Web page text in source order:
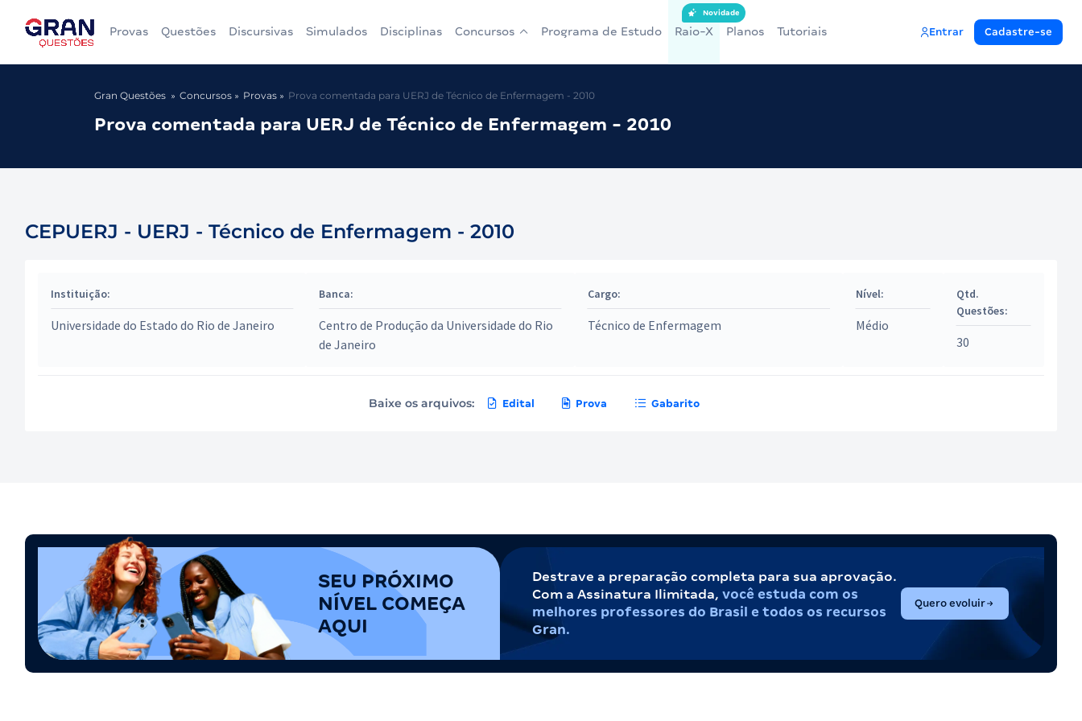
Provas Questões Discursivas Simulados Disciplinas Concursos Programa de Estudo Raio-X
Novidade
Planos Tutoriais Entrar Cadastre-se
Gran Questões Concursos Provas Prova comentada para UERJ de Técnico de Enfermagem - 2010
Prova comentada para UERJ de Técnico de Enfermagem - 2010
CEPUERJ - UERJ - Técnico de Enfermagem - 2010
Instituição:
Universidade do Estado do Rio de Janeiro
Banca:
Centro de Produção da Universidade do Rio
de Janeiro
Cargo:
Técnico de Enfermagem
Nível:
Médio
Qtd.
Questões:
30
Baixe os arquivos: Edital Prova Gabarito
SEU PRÓXIMO
NÍVEL COMEÇA
AQUI
Destrave a preparação completa para sua aprovação.
Com a Assinatura Ilimitada, você estuda com os
melhores professores do Brasil e todos os recursos
Gran.
Quero evoluir(abre em nova aba)